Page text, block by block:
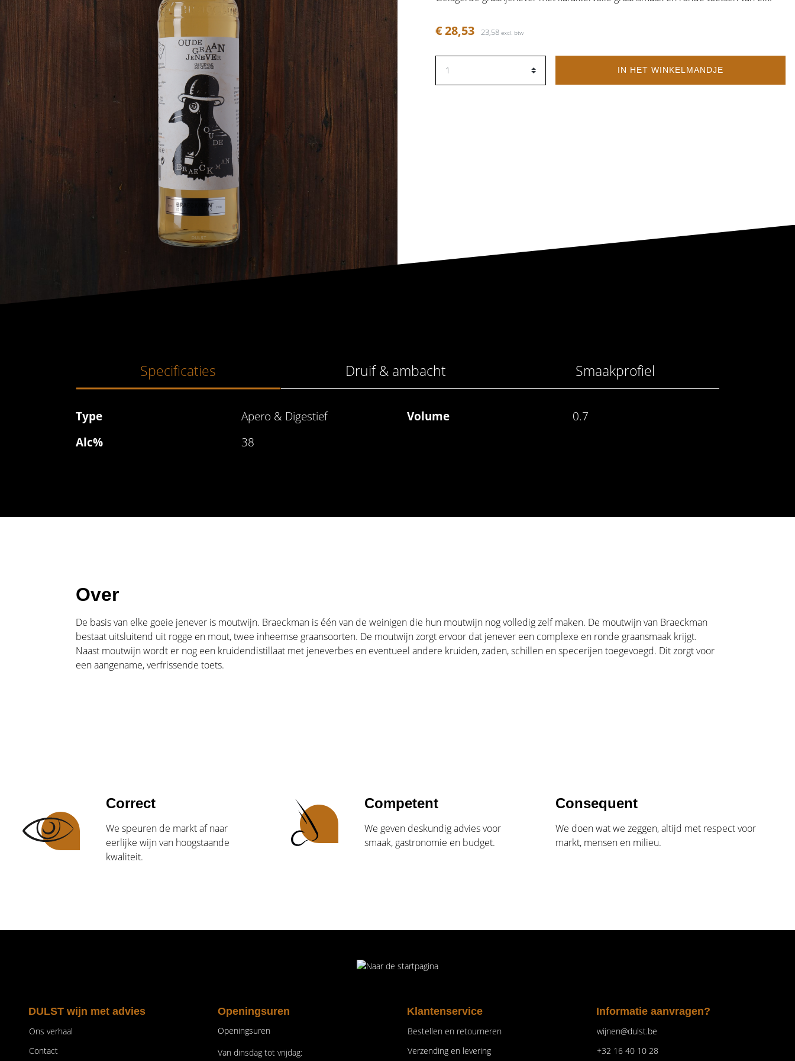
BELGIË BELGIË
FRANKRIJK
OOSTENRIJK
BELGIË
NIET ALCOHOLISCH
€ 28,53 23,58excl. btw
IN HET WINKELMANDJE
Specificaties Druif & ambacht Smaakprofiel
Type Apero & Digestief Volume
0.7
Alc%
38
Over
De basis van elke goeie jenever is moutwijn. Braeckman is één van de weinigen die hun moutwijn nog volledig zelf maken. De moutwijn van Braeckman
bestaat uitsluitend uit rogge en mout, twee inheemse graansoorten. De moutwijn zorgt ervoor dat jenever een complexe en ronde graansmaak krijgt.
Naast moutwijn wordt er nog een kruidendistillaat met jeneverbes en eventueel andere kruiden, zaden, schillen en specerijen toegevoegd. Dit zorgt voor
een aangename, verfrissende toets.
Correct
We speuren de markt af naar
eerlijke wijn van hoogstaande
kwaliteit.
Competent
We geven deskundig advies voor
smaak, gastronomie en budget.
Consequent
We doen wat we zeggen, altijd met respect voor
markt, mensen en milieu.
Openingsuren
Openingsuren
Van dinsdag tot vrijdag:
DULST wijn met advies
Ons verhaal
Contact
Klantenservice
Bestellen en retourneren
Verzending en levering
Informatie aanvragen?
wijnen@dulst.be
+32 16 40 10 28